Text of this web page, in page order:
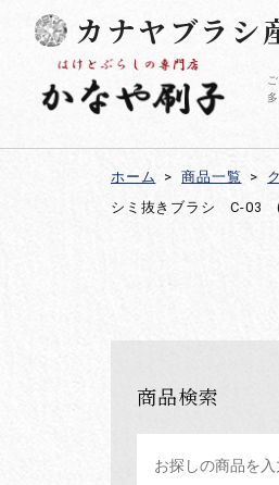
カナヤブラシ
ホーム > 商品一覧 >
シミ抜きブラシ C-03
商品検索